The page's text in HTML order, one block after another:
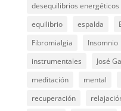
desequilibrios energéticos
equilibrio
espalda
Fibromialgia
Insomnio
instrumentales
José
meditación
mental
recuperación